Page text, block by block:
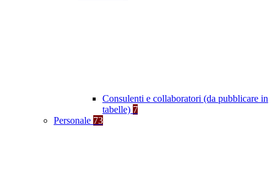
Consulenti e collaboratori (da pubblicare in
tabelle) 7
Personale 73